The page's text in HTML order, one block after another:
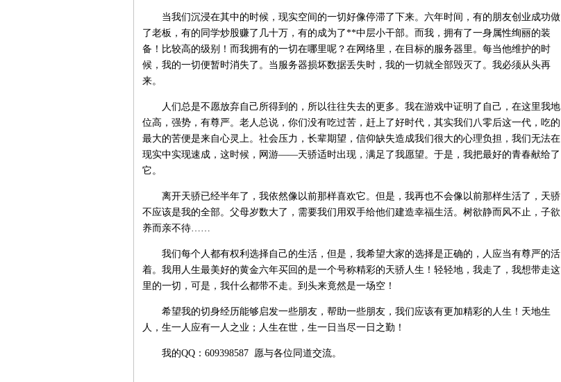
当我们沉浸在其中的时候，现实空间的一切好像停滞了下来。六年时间，有的朋友创业成功做
了老板，有的同学炒股赚了几十万，有的成为了**中层小干部。而我，拥有了一身属性绚丽的装
备！比较高的级别！而我拥有的一切在哪里呢？在网络里，在目标的服务器里。每当他维护的时
候，我的一切便暂时消失了。当服务器损坏数据丢失时，我的一切就全部毁灭了。我必须从头再
来。
人们总是不愿放弃自己所得到的，所以往往失去的更多。我在游戏中证明了自己，在这里我地
位高，强势，有尊严。老人总说，你们没有吃过苦，赶上了好时代，其实我们八零后这一代，吃的
最大的苦便是来自心灵上。社会压力，长辈期望，信仰缺失造成我们很大的心理负担，我们无法在
现实中实现速成，这时候，网游——天骄适时出现，满足了我愿望。于是，我把最好的青春献给了
它。
离开天骄已经半年了，我依然像以前那样喜欢它。但是，我再也不会像以前那样生活了，天骄
不应该是我的全部。父母岁数大了，需要我们用双手给他们建造幸福生活。树欲静而风不止，子欲
养而亲不待……
我们每个人都有权利选择自己的生活，但是，我希望大家的选择是正确的，人应当有尊严的活
着。我用人生最美好的黄金六年买回的是一个号称精彩的天骄人生！轻轻地，我走了，我想带走这
里的一切，可是，我什么都带不走。到头来竟然是一场空！
希望我的切身经历能够启发一些朋友，帮助一些朋友，我们应该有更加精彩的人生！天地生
人，生一人应有一人之业；人生在世，生一日当尽一日之勤！
我的QQ：609398587 愿与各位同道交流。